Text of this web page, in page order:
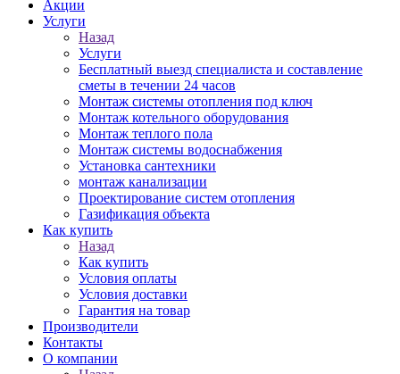
Акции
Услуги
Назад
Услуги
Бесплатный выезд специалиста и составление
сметы в течении 24 часов
Монтаж системы отопления под ключ
Монтаж котельного оборудования
Монтаж теплого пола
Монтаж системы водоснабжения
Установка сантехники
монтаж канализации
Проектирование систем отопления
Газификация объекта
Как купить
Назад
Как купить
Условия оплаты
Условия доставки
Гарантия на товар
Производители
Контакты
О компании